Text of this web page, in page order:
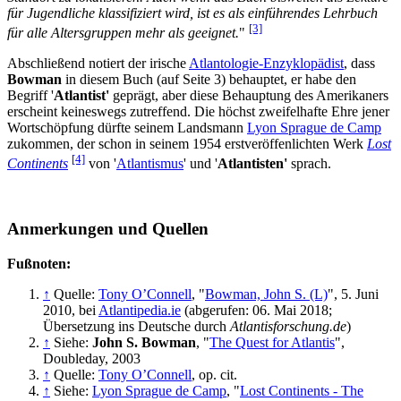
für Jugendliche klassifiziert wird, ist es als einführendes Lehrbuch
für alle Altersgruppen mehr als geeignet." [3]
Abschließend notiert der irische Atlantologie-Enzyklopädist, dass
Bowman in diesem Buch (auf Seite 3) behauptet, er habe den
Begriff 'Atlantist' geprägt, aber diese Behauptung des Amerikaners
erscheint keineswegs zutreffend. Die höchst zweifelhafte Ehre jener
Wortschöpfung dürfte seinem Landsmann Lyon Sprague de Camp
zukommen, der schon in seinem 1954 erstveröffenlichten Werk Lost
Continents [4] von 'Atlantismus' und 'Atlantisten' sprach.
Anmerkungen und Quellen
Fußnoten:
↑ Quelle: Tony O’Connell, "Bowman, John S. (L)", 5. Juni
2010, bei Atlantipedia.ie (abgerufen: 06. Mai 2018;
Übersetzung ins Deutsche durch Atlantisforschung.de)
↑ Siehe: John S. Bowman, "The Quest for Atlantis",
Doubleday, 2003
↑ Quelle: Tony O’Connell, op. cit.
↑ Siehe: Lyon Sprague de Camp, "Lost Continents - The